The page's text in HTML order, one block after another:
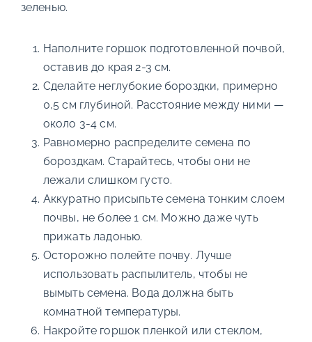
зеленью.
Наполните горшок подготовленной почвой,
оставив до края 2-3 см.
Сделайте неглубокие бороздки, примерно
0,5 см глубиной. Расстояние между ними —
около 3-4 см.
Равномерно распределите семена по
бороздкам. Старайтесь, чтобы они не
лежали слишком густо.
Аккуратно присыпьте семена тонким слоем
почвы, не более 1 см. Можно даже чуть
прижать ладонью.
Осторожно полейте почву. Лучше
использовать распылитель, чтобы не
вымыть семена. Вода должна быть
комнатной температуры.
Накройте горшок пленкой или стеклом,